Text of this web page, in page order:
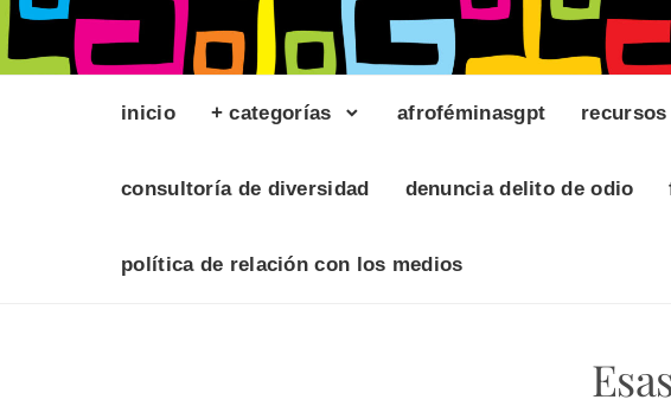
inicio + categorías afroféminasgpt
consultoría de diversidad denuncia delito de odio
política de relación con los medios